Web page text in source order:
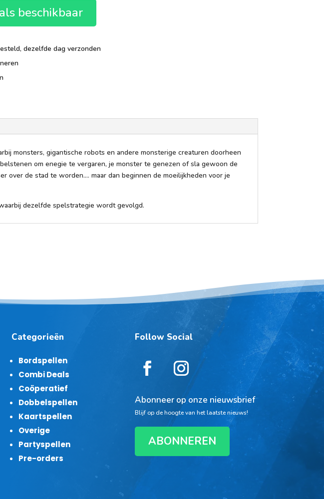
beschikbaar
dezelfde dag verzonden
monsters, gigantische robots en andere monsterige creaturen doorheen
om enegie te vergaren, je monster te genezen of sla gewoon de
over de stad te worden.... maar dan beginnen de moeilijkheden voor je
dezelfde spelstrategie wordt gevolgd.
Categorieën
Bordspellen
Combi Deals
Coöperatief
Dobbelspellen
Kaartspellen
Overige
Partyspellen
Pre-orders
Follow Social
Abonneer op onze nieuwsbrief
Blijf op de hoogte van het laatste nieuws!
ABONNEREN